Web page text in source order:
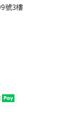
號3樓